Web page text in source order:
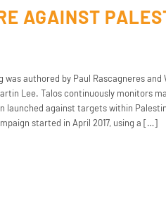
AGAINST
was authored by Paul Rascagneres
Lee. Talos continuously monitors
launched against targets within
started in April 2017, using a […]